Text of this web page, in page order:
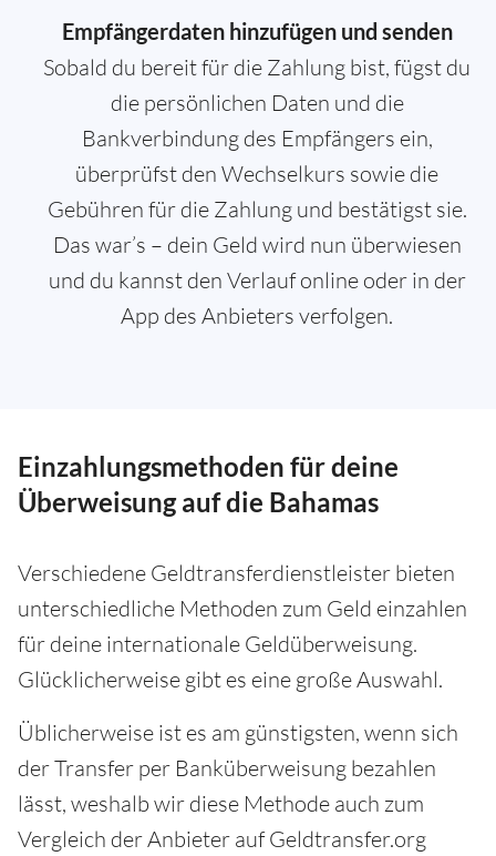
Empfängerdaten hinzufügen und senden
Sobald du bereit für die Zahlung bist, fügst du
die persönlichen Daten und die
Bankverbindung des Empfängers ein,
überprüfst den Wechselkurs sowie die
Gebühren für die Zahlung und bestätigst sie.
Das war’s – dein Geld wird nun überwiesen
und du kannst den Verlauf online oder in der
App des Anbieters verfolgen.
Einzahlungsmethoden für deine
Überweisung auf die Bahamas
Verschiedene Geldtransferdienstleister bieten
unterschiedliche Methoden zum Geld einzahlen
für deine internationale Geldüberweisung.
Glücklicherweise gibt es eine große Auswahl.
Üblicherweise ist es am günstigsten, wenn sich
der Transfer per Banküberweisung bezahlen
lässt, weshalb wir diese Methode auch zum
Vergleich der Anbieter auf Geldtransfer.org